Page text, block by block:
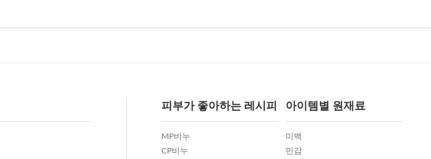
피부가 좋아하는 레시피
MP비누
CP비누
아이템별 원재료
미백
민감